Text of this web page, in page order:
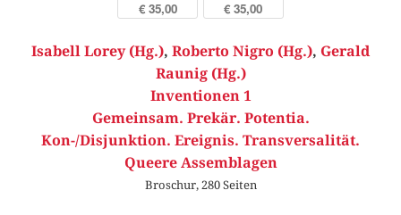
€ 35,00 € 35,00
Isabell Lorey (Hg.), Roberto Nigro (Hg.), Gerald
Raunig (Hg.)
Inventionen 1
Gemeinsam. Prekär. Potentia.
Kon-/Disjunktion. Ereignis. Transversalität.
Queere Assemblagen
Broschur, 280 Seiten